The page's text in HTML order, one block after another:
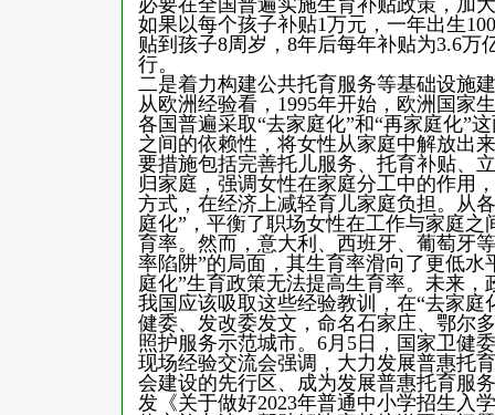
必要在全国普遍实施生育补贴政策，加
如果以每个孩子补贴1万元，一年出生
贴到孩子8周岁，8年后每年补贴为3.6
行。
二是着力构建公共托育服务等基础设施
从欧洲经验看，1995年开始，欧洲国家
各国普遍采取“去家庭化”和“再家庭化”
之间的依赖性，将女性从家庭中解放出
要措施包括完善托儿服务、托育补贴、
归家庭，强调女性在家庭分工中的作用
方式，在经济上减轻育儿家庭负担。从
庭化”，平衡了职场女性在工作与家庭
育率。然而，意大利、西班牙、葡萄牙
率陷阱”的局面，其生育率滑向了更低
庭化”生育政策无法提高生育率。未来，
我国应该吸取这些经验教训，在“去家
健委、发改委发文，命名石家庄、鄂尔
照护服务示范城市。6月5日，国家卫健
现场经验交流会强调，大力发展普惠托
会建设的先行区、成为发展普惠托育服
发《关于做好2023年普通中小学招生入